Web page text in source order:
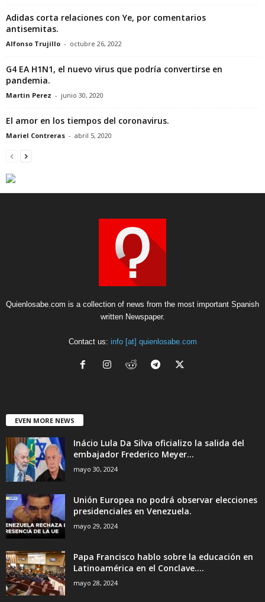
Adidas corta relaciones con Ye, por comentarios
antisemitas.
Alfonso Trujillo - octubre 26, 2022
G4 EA H1N1, el nuevo virus que podría convertirse en
pandemia.
Martin Perez - junio 30, 2020
El amor en los tiempos del coronavirus.
Mariel Contreras - abril 5, 2020
Quienlosabe.com is a collection of news from the most important Spanish
written Newspaper.
Contact us: info [at] quienlosabe.com
EVEN MORE NEWS
Inácio Lula Da Silva oficializo la salida del
embajador Frederico Meyer...
mayo 30, 2024
Unión Europea no podrá observar elecciones
presidenciales en Venezuela.
mayo 29, 2024
Papa Francisco hablo sobre la educación en
Latinoamérica en el Conclave....
mayo 28, 2024